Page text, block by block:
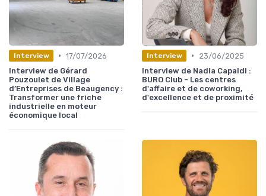
Interview • 17/07/2026
Interview de Gérard
Pouzoulet de Village
d’Entreprises de Beaugency :
Transformer une friche
industrielle en moteur
économique local
Interview •
23/06/2025
Interview de Nadia Capaldi :
BURO Club - Les centres
d'affaire et de coworking,
d'excellence et de proximité